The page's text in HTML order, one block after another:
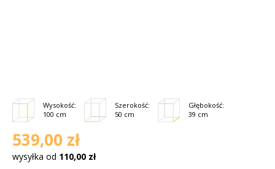
Wysokość:
100 cm
Szerokość:
50 cm
Głębokość:
39 cm
539,00 zł
wysyłka od 110,00 zł